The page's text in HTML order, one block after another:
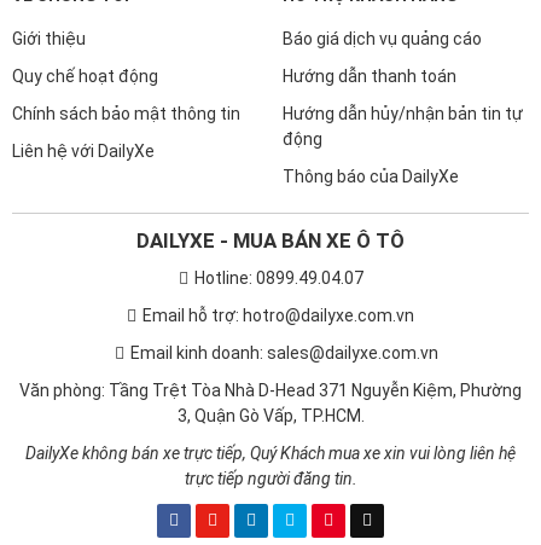
Giới thiệu
Quy chế hoạt động
Chính sách bảo mật thông tin
Liên hệ với DailyXe
Báo giá dịch vụ quảng cáo
Hướng dẫn thanh toán
Hướng dẫn hủy/nhận bản tin tự
động
Thông báo của DailyXe
DAILYXE - MUA BÁN XE Ô TÔ
Hotline: 0899.49.04.07
Email hỗ trợ: hotro@dailyxe.com.vn
Email kinh doanh: sales@dailyxe.com.vn
Văn phòng: Tầng Trệt Tòa Nhà D-Head 371 Nguyễn Kiệm, Phường
3, Quận Gò Vấp, TP.HCM.
DailyXe không bán xe trực tiếp, Quý Khách mua xe xin vui lòng liên hệ
trực tiếp người đăng tin.